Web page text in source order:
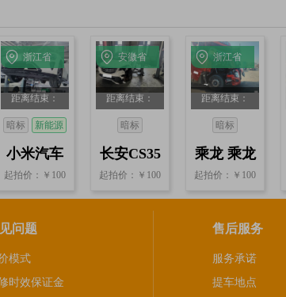
浙江省
杭州
距离结束：
21小时4分40
暗标 新能源
小米汽车
小米
起拍价：￥100
安徽省
六安
距离结束：
21小时3分40
暗标
长安CS35
起拍价：￥100
浙江省
宁波
距离结束：
21小时3分40
暗标
乘龙 乘龙
牵引车
起拍价：￥100
问题
模式
时效保证金
售后服务
服务承诺
提车地点